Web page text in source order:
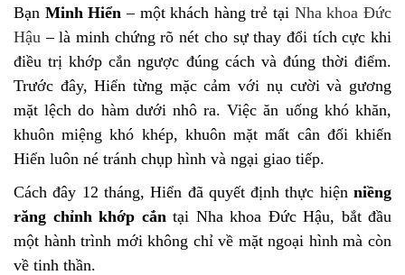
Bạn Minh Hiển – một khách hàng trẻ tại Nha khoa Đức
Hậu – là minh chứng rõ nét cho sự thay đổi tích cực khi
điều trị khớp cắn ngược đúng cách và đúng thời điểm.
Trước đây, Hiển từng mặc cảm với nụ cười và gương
mặt lệch do hàm dưới nhô ra. Việc ăn uống khó khăn,
khuôn miệng khó khép, khuôn mặt mất cân đối khiến
Hiển luôn né tránh chụp hình và ngại giao tiếp.
Cách đây 12 tháng, Hiển đã quyết định thực hiện niềng
răng chỉnh khớp cắntại Nha khoa Đức Hậu, bắt đầu
một hành trình mới không chỉ về mặt ngoại hình mà còn
về tinh thần.